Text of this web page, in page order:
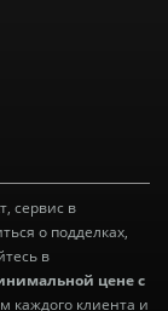
сервис в
о подделках,
в
цене с
каждого клиента и